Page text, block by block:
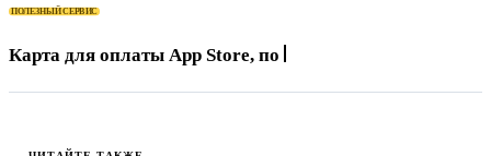
ПОЛЕЗНЫЙ СЕРВИС
Карта для оплаты App Store, подписок и зарубежных